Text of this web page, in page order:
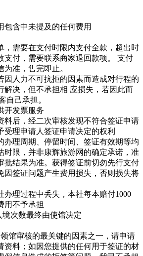
包含中未提及的任何费用
，需要在支付时限内支付全款，超出时
支付，需要联系商家退回款项。 支付
准，售完即止。
因人力不可抗拒的因素而造成对行程的
解决，但不承担相 应损失，若因此而
自己承担。
开发票服务
料后，经二次审核发现不符合签证申请
受理申请人签证申请决定的权利
办理周期、停留时间、签证有效期等均
时限，并非康辉旅游网的确定承诺，准
批结果为准。获得签证前切勿先行支付
因签证问题产生费用损失，否则损失将
办理过程中丢失，本社每本赔付1000
用不予承担
次数最终由使馆决定
馆审核的最关键的因素之一，请申请
资料；如因您提供的任何用于签证的材